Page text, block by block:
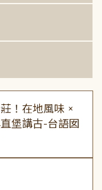
！在地風味 ×
堡講古-台語囡